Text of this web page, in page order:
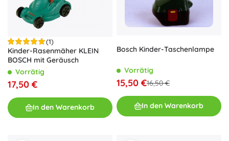
(1)
Kinder-Rasenmäher KLEIN
BOSCH mit Geräusch
Vorrätig
17,50 €
In den Warenkorb
Bosch Kinder-Taschenlampe
Vorrätig
15,50 €16,50 €
In den Warenkorb